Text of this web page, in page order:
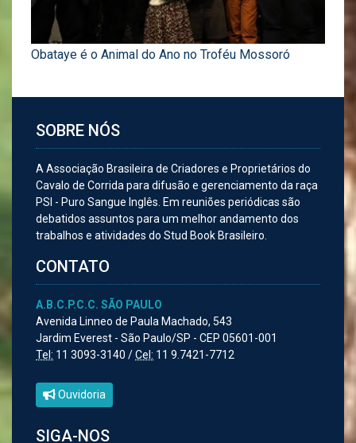
Obataye é o Animal do Ano no Troféu Mossoró
SOBRE NÓS
A Associação Brasileira de Criadores e Proprietários do
Cavalo de Corrida para difusão e gerenciamento da raça
PSI - Puro Sangue Inglês. Em reuniões periódicas são
debatidos assuntos para um melhor andamento dos
trabalhos e atividades do Stud Book Brasileiro.
CONTATO
A.B.C.P.C.C. SÃO PAULO
Avenida Linneo de Paula Machado, 543
Jardim Everest - São Paulo/SP - CEP 05601-001
Tel: 11 3093-3140 /Cel: 11 9.7421-7712
Ouvidoria
SIGA-NOS